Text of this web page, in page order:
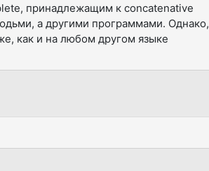
принадлежащим к concatenative
а другими программами. Однако,
как и на любом другом языке